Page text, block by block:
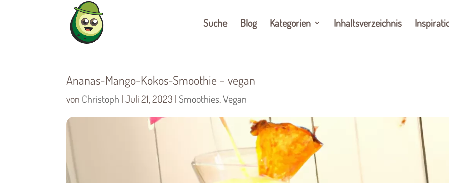
Suche Blog Kategorien Inhaltsverzeichnis
Ananas-Mango-Kokos-Smoothie – vegan
von Christoph |Juli 21, 2023 | Smoothies,Vegan